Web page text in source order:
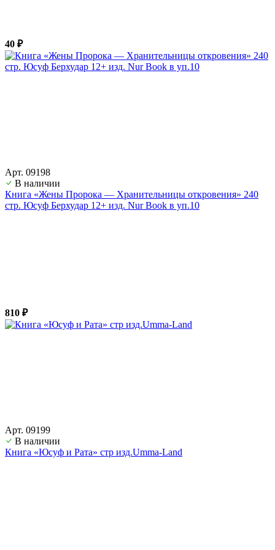
40 ₽
Арт. 09198
В наличии
Книга «Жены Пророка — Хранительницы откровения» 240
стр. Юсуф Берхудар 12+ изд. Nur Book в уп.10
810 ₽
Арт. 09199
В наличии
Книга «Юсуф и Рата» стр изд.Umma-Land